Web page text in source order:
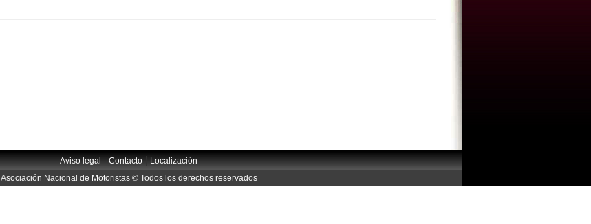
Aviso legal|Contacto|Localización
Asociación Nacional de Motoristas © Todos los derechos reservados